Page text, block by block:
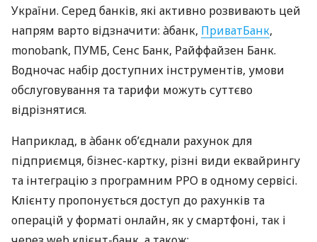
України. Серед банків, які активно розвивають цей
напрям варто відзначити: àбанк, ПриватБанк,
monobank, ПУМБ, Сенс Банк, Райффайзен Банк.
Водночас набір доступних інструментів, умови
обслуговування та тарифи можуть суттєво
відрізнятися.
Наприклад, в àбанк об’єднали рахунок для
підприємця, бізнес-картку, різні види еквайрингу
та інтеграцію з програмним РРО в одному сервісі.
Клієнту пропонується доступ до рахунків та
операцій у форматі онлайн, як у смартфоні, так і